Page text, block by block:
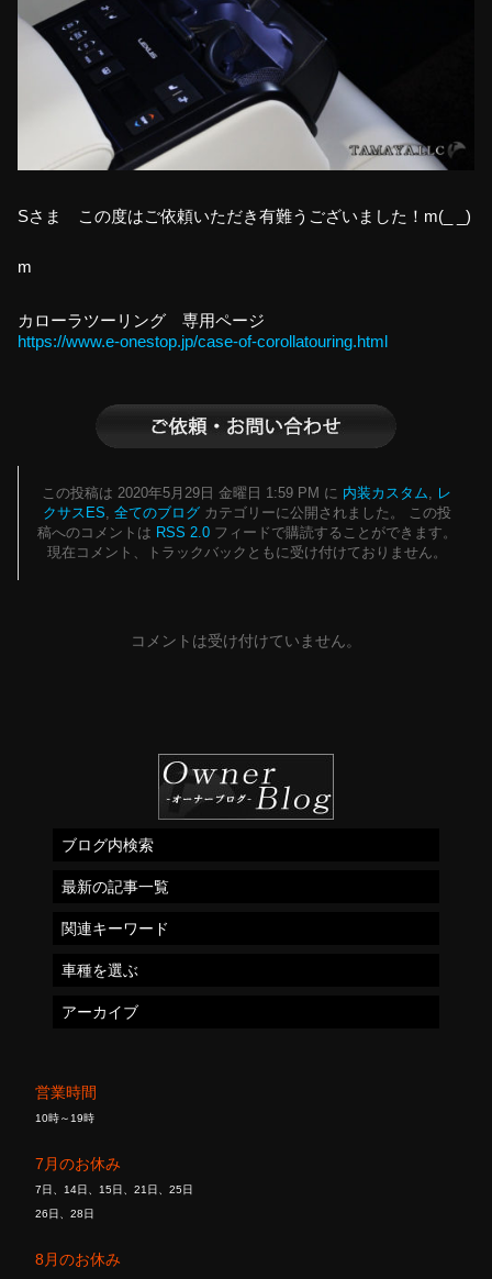
Sさま この度はご依頼いただき有難うございました！m(_ _)
m
カローラツーリング 専用ページ
https://www.e-onestop.jp/case-of-corollatouring.html
この投稿は 2020年5月29日 金曜日 1:59 PM に 内装カスタム
レ
クサスES
全てのブログカテゴリーに公開されました。 この投
稿へのコメントは RSS 2.0フィードで購読することができます。
現在コメント、トラックバックともに受け付けておりません。
コメントは受け付けていません。
営業時間
10時～19時
7月のお休み
7日、14日、15日、21日、25日
26日、28日
8月のお休み
ブログ内検索
最新の記事一覧
関連キーワード
車種を選ぶ
アーカイブ